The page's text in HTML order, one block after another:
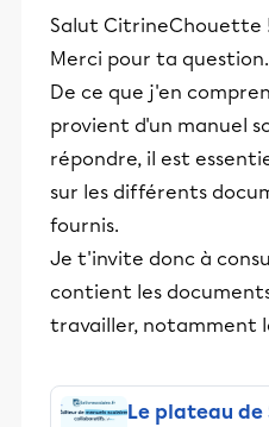
Salut CitrineChouette
Merci pour ta
De ce que j'en
provient d'un manuel
répondre, il est
sur les différents
fournis.
Je t'invite donc à
contient les
travailler, notamment
Le plateau